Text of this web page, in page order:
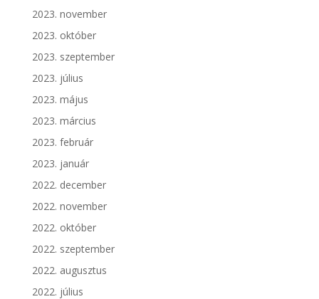
2023. november
2023. október
2023. szeptember
2023. július
2023. május
2023. március
2023. február
2023. január
2022. december
2022. november
2022. október
2022. szeptember
2022. augusztus
2022. július